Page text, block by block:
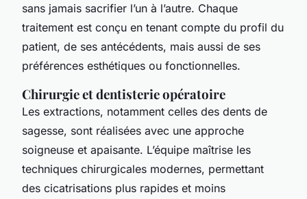
sans jamais sacrifier l’un à l’autre. Chaque
traitement est conçu en tenant compte du profil du
patient, de ses antécédents, mais aussi de ses
préférences esthétiques ou fonctionnelles.
Chirurgie et dentisterie opératoire
Les extractions, notamment celles des dents de
sagesse, sont réalisées avec une approche
soigneuse et apaisante. L’équipe maîtrise les
techniques chirurgicales modernes, permettant
des cicatrisations plus rapides et moins